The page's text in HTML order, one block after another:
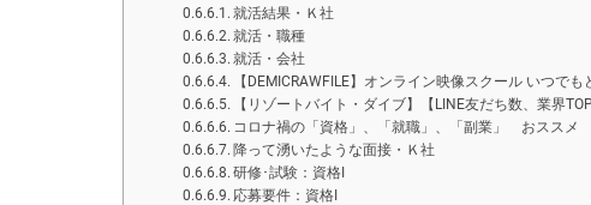
就活結果・Ｋ社
就活・職種
就活・会社
【DEMICRAWFILE】オンライン映像スクール いつで
【リゾートバイト・ダイブ】【LINE友だち数、業界
コロナ禍の「資格」、「就職」、「副業」 おススメ
降って湧いたような面接・Ｋ社
研修･試験：資格I
応募要件：資格I